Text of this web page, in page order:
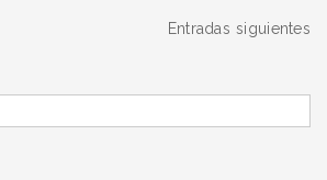
Entradas siguientes